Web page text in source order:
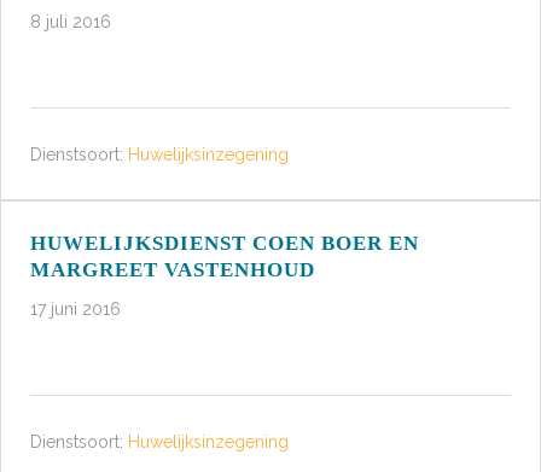
8 juli 2016
Dienstsoort: Huwelijksinzegening
HUWELIJKSDIENST COEN BOER EN
MARGREET VASTENHOUD
17 juni 2016
Dienstsoort: Huwelijksinzegening